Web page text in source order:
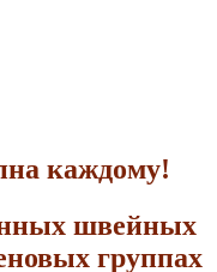
каждому!
швейных
группах